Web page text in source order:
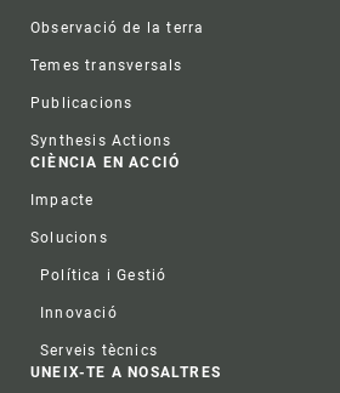
Observació de la terra
Temes transversals
Publicacions
Synthesis Actions
CIÈNCIA EN ACCIÓ
Impacte
Solucions
Política i Gestió
Innovació
Serveis tècnics
UNEIX-TE A NOSALTRES